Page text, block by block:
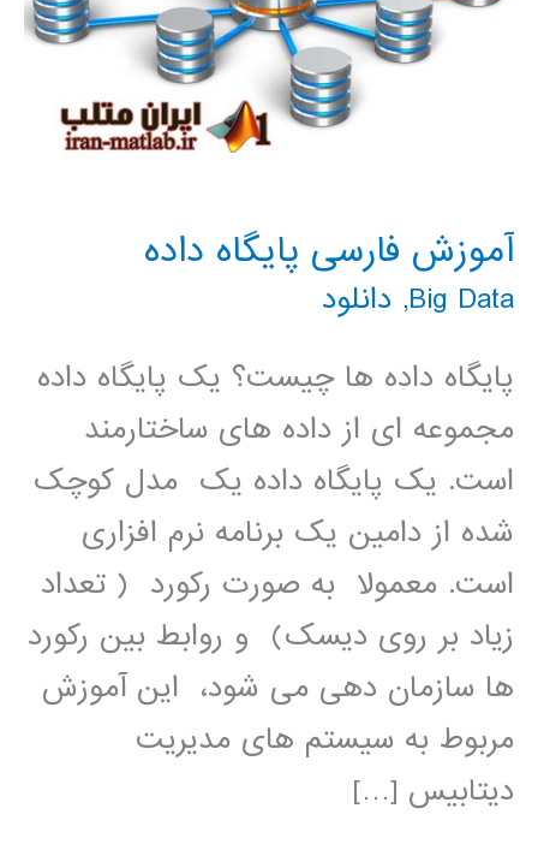
آموزش فارسی پایگاه داده
Big Data
, دانلود
پایگاه داده ها چیست؟ یک پایگاه داده
مجموعه ای از داده های ساختارمند
است. یک پایگاه داده یک مدل کوچک
شده از دامین یک برنامه نرم افزاری
است. معمولا به صورت رکورد ( تعداد
زیاد بر روی دیسک) و روابط بین رکورد
ها سازمان دهی می شود، این آموزش
مربوط به سیستم های مدیریت
دیتابیس […]